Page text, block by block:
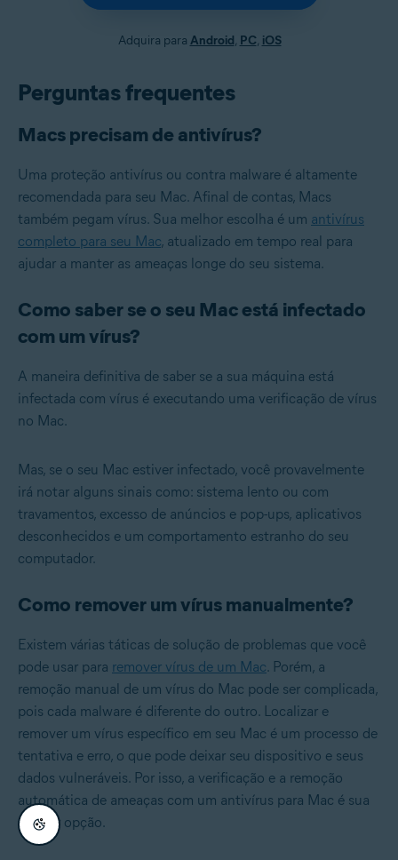
Adquira para Android, PC, iOS
Perguntas frequentes
Macs precisam de antivírus?
Uma proteção antivírus ou contra malware é altamente
recomendada para seu Mac. Afinal de contas, Macs
também pegam vírus. Sua melhor escolha é um antivírus
completo para seu Mac, atualizado em tempo real para
ajudar a manter as ameaças longe do seu sistema.
Como saber se o seu Mac está infectado
com um vírus?
A maneira definitiva de saber se a sua máquina está
infectada com vírus é executando uma verificação de vírus
no Mac.
Mas, se o seu Mac estiver infectado, você provavelmente
irá notar alguns sinais como: sistema lento ou com
travamentos, excesso de anúncios e pop-ups, aplicativos
desconhecidos e um comportamento estranho do seu
computador.
Como remover um vírus manualmente?
Existem várias táticas de solução de problemas que você
pode usar para remover vírus de um Mac. Porém, a
remoção manual de um vírus do Mac pode ser complicada,
pois cada malware é diferente do outro. Localizar e
remover um vírus específico em seu Mac é um processo de
tentativa e erro, o que pode deixar seu dispositivo e seus
dados vulneráveis. Por isso, a verificação e a remoção
automática de ameaças com um antivírus para Mac é sua
melhor opção.